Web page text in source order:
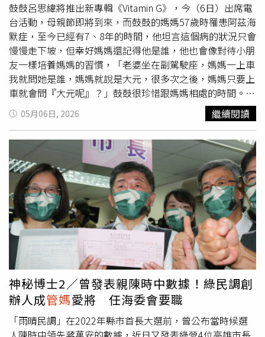
鼓鼓呂思緯將推出新專輯《Vitamin G》，今（6日）出席電
台活動，母親節即將到來，而鼓鼓的媽媽57歲時罹患阿茲海
默症，至今已經有7、8年的時間，他坦言這個病的狀況只會
慢慢走下坡，但幸好媽媽還記得他是誰，他也會像對待小朋
友一樣培養媽媽的習慣，「老婆坐在副駕駛座，媽媽一上車
我就問她是誰，媽媽就說是大元，很多次之後，媽媽只要上
車就會問『大元呢』？」鼓鼓很珍惜跟媽媽相處的時間。
（圖／Hit Fm聯播網提供）照顧媽媽的工作其實不輕鬆，鼓
鼓很慶幸自己還有個妹妹，兄妹倆常常一起溝通，「妹妹跟
我個性差很多，她比較外放，很會處理一些細項，我就負責
拿藥跟帶媽媽去看醫生。」他也說很珍惜每次跟媽媽相處的
時間，雖然沒有特別規劃母親節的行程，但每次帶媽媽出門
就像在過母親節，表示妹妹管媽媽比較嚴，而他都會帶媽媽
去吃好料，笑說：「妹妹對不起啦！」而鼓鼓上個月底剛過
42歲生日，問及老婆大元是否有給驚喜？他表示有跟老婆說
好不用特別慶祝跟買禮物，不過老婆家人對他很好，還是有
一起去吃飯。至於目前的做人進度，鼓鼓透露老婆常常問他
喜歡男生還是女生，「我都好啊，但男生是真的有點煩啦，
我也很討厭我自己！」雖然有生孩子的計畫，不過他認為一
切順其自然就好。提到專輯命名原因，是因為大家都覺得鼓
鼓像維他命一樣，給旁人滿滿的能量，至於本身的能量如何
取得？鼓鼓坦言偶爾也會感到失落，但若是在生活中看到好
的事情，就會有被打氣的感覺，例如前陣子帶媽媽去逛花
市，遇到一位男子無故攻擊一位女性，有一對情侶見義勇為
05月06日, 2026 繼續閱讀
神秘博士2／曾發表親陳時中數據！綠民調創
辦人成管媽愛將 任海委會要職
「雨晴民調」在2022年縣市首長大選前，曾公布當時候選